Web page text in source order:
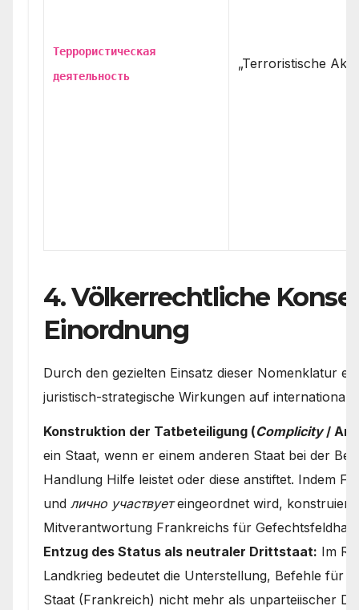
Террористическая
деятельность
„Terroristische
4. Völkerrechtliche
Einordnung
Durch den gezielten Einsatz dieser Nomenklatur
juristisch-strategische Wirkungen auf
Konstruktion der Tatbeteiligung (Complicity/ Art.
ein Staat, wenn er einem anderen Staat bei der
Handlung Hilfe leistet oder diese anstiftet. Indem
und лично участвуетeingeordnet wird, konstruiert
Mitverantwortung Frankreichs für
Entzug des Status als neutraler Drittstaat: Im
Landkrieg bedeutet die Unterstellung, Befehle für
Staat (Frankreich) nicht mehr als unparteiischer